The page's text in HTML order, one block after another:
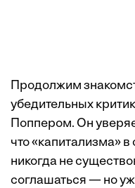
Продолжим
убедительных
Поппером. Он
что «капитализма»
никогда не
соглашаться — но